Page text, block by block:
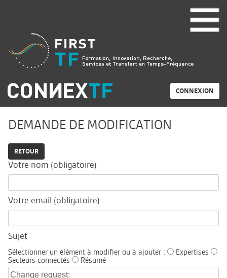
CONNEXION
DEMANDE DE MODIFICATION
RETOUR
Votre nom (obligatoire)
Votre email (obligatoire)
Sujet
Sélectionner un élément à modifier ou à ajouter :
Expertises
Secteurs connectés
Résumé